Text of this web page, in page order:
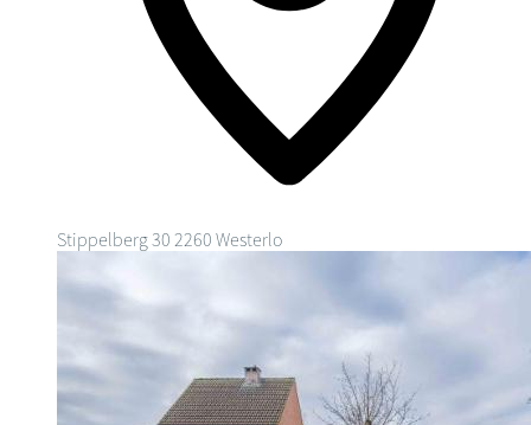
Stippelberg 30 2260 Westerlo